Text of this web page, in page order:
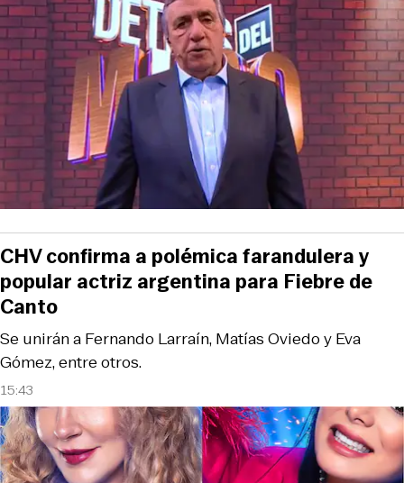
15:43
Se unirán a Fernando Larraín, Matías Oviedo y Eva
Gómez, entre otros.
CHV confirma a polémica farandulera y
popular actriz argentina para Fiebre de
Canto